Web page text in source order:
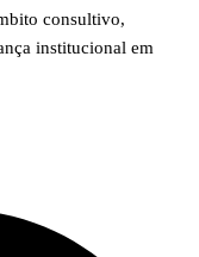
consultivo,
institucional em